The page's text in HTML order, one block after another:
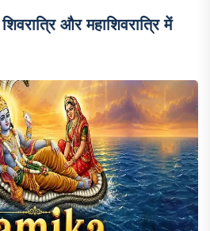
और महाशिवरात्रि में